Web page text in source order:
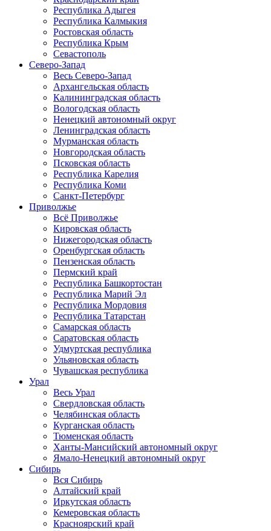
Республика Адыгея
Республика Калмыкия
Ростовская область
Республика Крым
Севастополь
Северо-Запад
Весь Северо-Запад
Архангельская область
Калининградская область
Вологодская область
Ненецкий автономный округ
Ленинградская область
Мурманская область
Новгородская область
Псковская область
Республика Карелия
Республика Коми
Санкт-Петербург
Приволжье
Всё Приволжье
Кировская область
Нижегородская область
Оренбургская область
Пензенская область
Пермский край
Республика Башкортостан
Республика Марий Эл
Республика Мордовия
Республика Татарстан
Самарская область
Саратовская область
Удмуртская республика
Ульяновская область
Чувашская республика
Урал
Весь Урал
Свердловская область
Челябинская область
Курганская область
Тюменская область
Ханты-Мансийский автономный округ
Ямало-Ненецкий автономный округ
Сибирь
Вся Сибирь
Алтайский край
Иркутская область
Кемеровская область
Красноярский край